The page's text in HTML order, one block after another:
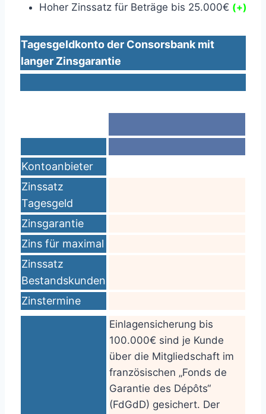
Hoher Zinssatz für Beträge bis 25.000€ (+)
Tagesgeldkonto der Consorsbank mit
langer Zinsgarantie
Kontoanbieter
Zinssatz
Tagesgeld
Zinsgarantie
Zins für maximal
Zinssatz
Bestandskunden
Zinstermine
Einlagensicherung bis
100.000€ sind je Kunde
über die Mitgliedschaft im
französischen „Fonds de
Garantie des Dépôts“
(FdGdD) gesichert. Der